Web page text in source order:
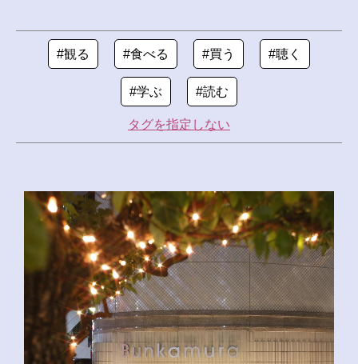
#観る #食べる #買う #聴く
#学ぶ #読む
タグを指定しない